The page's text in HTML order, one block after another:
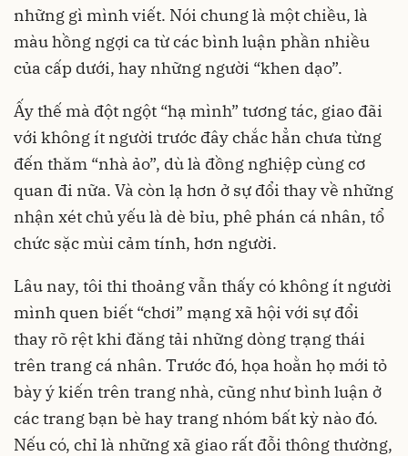
những gì mình viết. Nói chung là một chiều, là
màu hồng ngợi ca từ các bình luận phần nhiều
của cấp dưới, hay những người “khen dạo”.
Ấy thế mà đột ngột “hạ mình” tương tác, giao đãi
với không ít người trước đây chắc hẳn chưa từng
đến thăm “nhà ảo”, dù là đồng nghiệp cùng cơ
quan đi nữa. Và còn lạ hơn ở sự đổi thay về những
nhận xét chủ yếu là dè bỉu, phê phán cá nhân, tổ
chức sặc mùi cảm tính, hơn người.
Lâu nay, tôi thi thoảng vẫn thấy có không ít người
mình quen biết “chơi” mạng xã hội với sự đổi
thay rõ rệt khi đăng tải những dòng trạng thái
trên trang cá nhân. Trước đó, họa hoằn họ mới tỏ
bày ý kiến trên trang nhà, cũng như bình luận ở
các trang bạn bè hay trang nhóm bất kỳ nào đó.
Nếu có, chỉ là những xã giao rất đỗi thông thường,